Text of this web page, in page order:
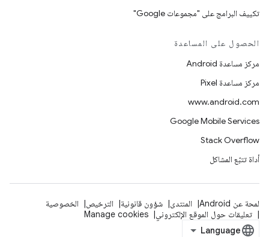
تكييف البرامج على "مجموعات Google"
الحصول على المساعدة
مركز مساعدة Android
مركز مساعدة Pixel
www.android.com
Google Mobile Services
Stack Overflow
أداة تتبّع المشاكل
لمحة عن Android المنتدى شؤون قانونية الترخيص
الخصوصية
تعليقات حول الموقع الإلكتروني
Manage cookies